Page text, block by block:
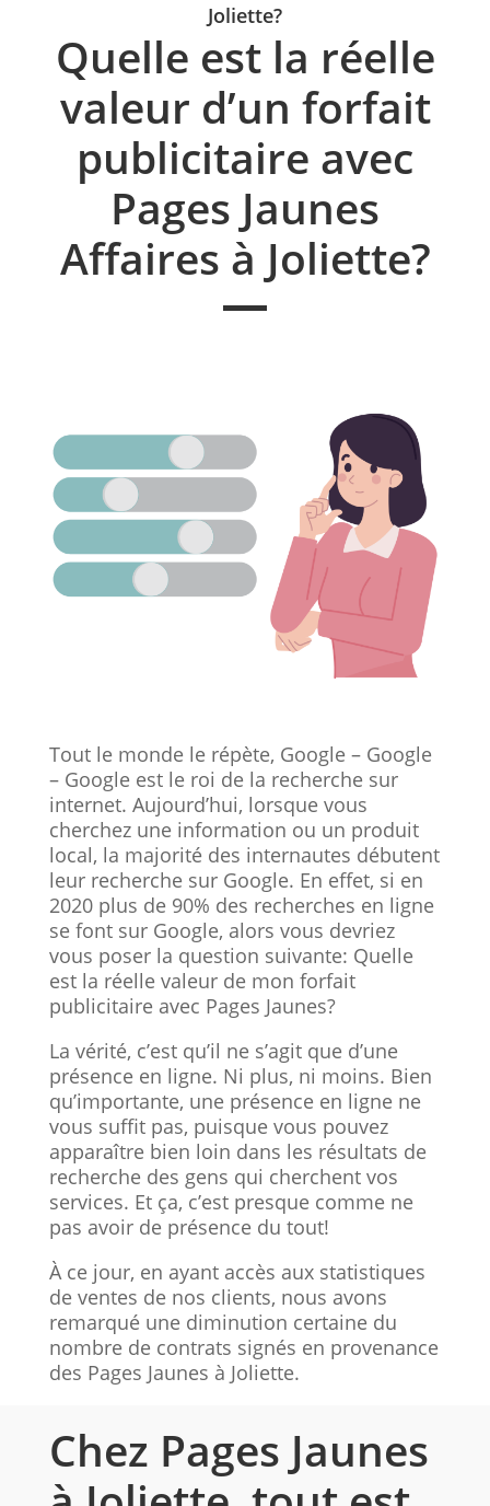
Joliette?
Quelle est la réelle
valeur d’un forfait
publicitaire avec
Pages Jaunes
Affaires à Joliette?
Tout le monde le répète, Google – Google
– Google est le roi de la recherche sur
internet. Aujourd’hui, lorsque vous
cherchez une information ou un produit
local, la majorité des internautes débutent
leur recherche sur Google. En effet, si en
2020 plus de 90% des recherches en ligne
se font sur Google, alors vous devriez
vous poser la question suivante: Quelle
est la réelle valeur de mon forfait
publicitaire avec Pages Jaunes?
La vérité, c’est qu’il ne s’agit que d’une
présence en ligne. Ni plus, ni moins. Bien
qu’importante, une présence en ligne ne
vous suffit pas, puisque vous pouvez
apparaître bien loin dans les résultats de
recherche des gens qui cherchent vos
services. Et ça, c’est presque comme ne
pas avoir de présence du tout!
À ce jour, en ayant accès aux statistiques
de ventes de nos clients, nous avons
remarqué une diminution certaine du
nombre de contrats signés en provenance
des Pages Jaunes à Joliette.
Chez Pages Jaunes